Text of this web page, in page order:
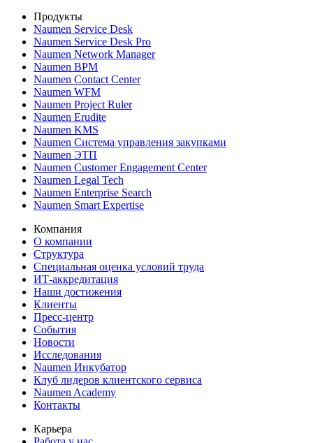
Продукты
Naumen Service Desk
Naumen Service Desk Pro
Naumen Network Manager
Naumen BPM
Naumen Contact Center
Naumen WFM
Naumen Project Ruler
Naumen Erudite
Naumen KMS
Naumen Система управления закупками
Naumen ЭТП
Naumen Customer Engagement Center
Naumen Legal Tech
Naumen Enterprise Search
Naumen Smart Expertise
Компания
О компании
Структура
Специальная оценка условий труда
ИТ-аккредитация
Наши достижения
Клиенты
Пресс-центр
События
Новости
Исследования
Naumen Инкубатор
Клуб лидеров клиентского сервиса
Naumen Academy
Контакты
Карьера